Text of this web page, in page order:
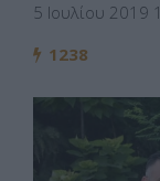
5 Ιουλίου 2019
1238